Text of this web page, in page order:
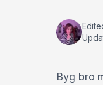
Byg bro